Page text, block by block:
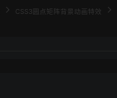
CSS3圆点矩阵背景动画特效